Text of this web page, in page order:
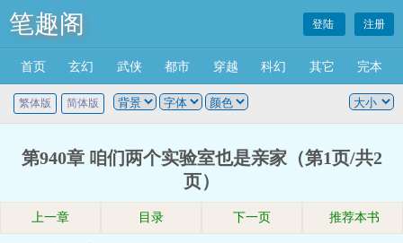
笔趣阁 登陆 注册
首页 玄幻 武侠 都市 穿越 科幻 其它 完本
繁体版 简体版
第940章 咱们两个实验室也是亲家（第1页/共2
页）
上一章 目录 下一页 推荐本书